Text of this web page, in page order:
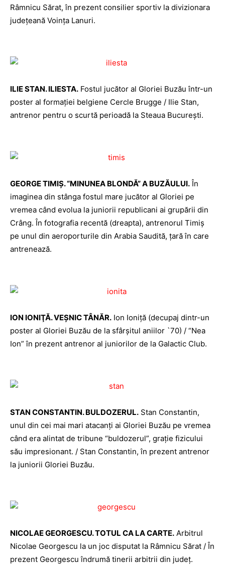
Râmnicu Sărat, în prezent consilier sportiv la divizionara
judeţeană Voinţa Lanuri.
ILIE STAN. ILIESTA. Fostul jucător al Gloriei Buzău într-un
poster al formaţiei belgiene Cercle Brugge / Ilie Stan,
antrenor pentru o scurtă perioadă la Steaua Bucureşti.
GEORGE TIMIŞ. “MINUNEA BLONDĂ” A BUZĂULUI. În
imaginea din stânga fostul mare jucător al Gloriei pe
vremea când evolua la juniorii republicani ai grupării din
Crâng. În fotografia recentă (dreapta), antrenorul Timiş
pe unul din aeroporturile din Arabia Saudită, ţară în care
antrenează.
ION IONIŢĂ. VEŞNIC TÂNĂR. Ion Ioniţă (decupaj dintr-un
poster al Gloriei Buzău de la sfârşitul aniilor `70) / “Nea
Ion” în prezent antrenor al juniorilor de la Galactic Club.
STAN CONSTANTIN. BULDOZERUL. Stan Constantin,
unul din cei mai mari atacanţi ai Gloriei Buzău pe vremea
când era alintat de tribune “buldozerul”, graţie fizicului
său impresionant. / Stan Constantin, în prezent antrenor
la juniorii Gloriei Buzău.
NICOLAE GEORGESCU. TOTUL CA LA CARTE. Arbitrul
Nicolae Georgescu la un joc disputat la Râmnicu Sărat / În
prezent Georgescu îndrumă tinerii arbitrii din judeţ.